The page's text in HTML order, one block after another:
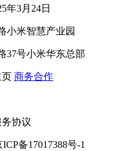
年3月24日
小米智慧产业园
37号小米华东总部
页 商务合作
协议
ICP备17017388号-1